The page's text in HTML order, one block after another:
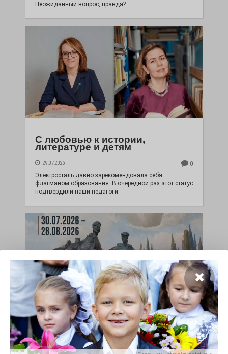
Неожиданный вопрос, правда?
С любовью к истории,
литературе и детям
29.07.2026 0
Электросталь давно зарекомендовала себя
флагманом образования. В очередной раз этот статус
подтвердили наши педагоги.
Чувство Родины — одно на
всех
28.07.2026 0